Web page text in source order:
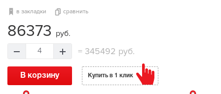
в закладки сравнить
86373 руб.
4 = 345492 руб.
В корзину Купить в 1 клик